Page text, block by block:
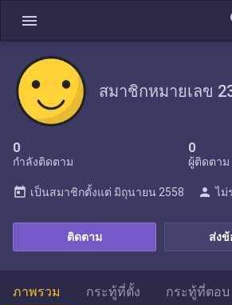
menu
สมาชิกหมายเลข
0
กำลังติดตาม
0
ผู้ติดตาม
ส่งข้
ติดตาม
today เป็นสมาชิกตั้งแต่ มิถุนายน 2558 person ไม่
ภาพรวม กระทู้ที่ตั้ง กระทู้ที่ตอบ